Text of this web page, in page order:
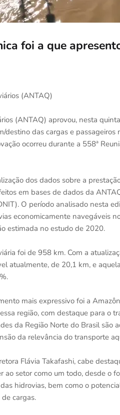
foi a que
(ANTAQ)
(ANTAQ) aprovou, nesta
das cargas e passageiros
ocorreu durante a 558ª
dos dados sobre a
em bases de dados da
O período analisado nesta
economicamente navegáveis
estimada no estudo de 2020.
foi de 958 km. Com a
atualmente, de 20,1 km, e
mais expressivo foi a
região, com destaque para o
da Região Norte do Brasil são
da relevância do transporte
Flávia Takafashi, cabe
ao setor como um todo, desde o
hidrovias, bem como o
cargas.